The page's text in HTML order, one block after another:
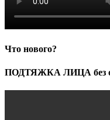
Что нового?
ПОДТЯЖКА ЛИЦА без